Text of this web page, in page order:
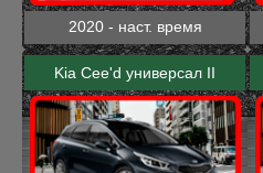
2020 - наст. время
Kia Cee'd универсал II